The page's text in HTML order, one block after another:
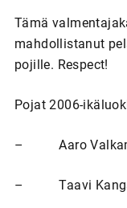
Tämä
mahdollistanut
pojille. Respect!
Pojat 2006-
– Aaro
– Taavi